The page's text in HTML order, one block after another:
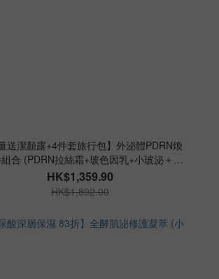
量送潔顏露+4件套旅行包】外泌體PDRN煥
合 (PDRN拉絲霜+玻色因乳+小玻泌＋嫩
皮水)
HK$1,359.90
HK$1,892.00